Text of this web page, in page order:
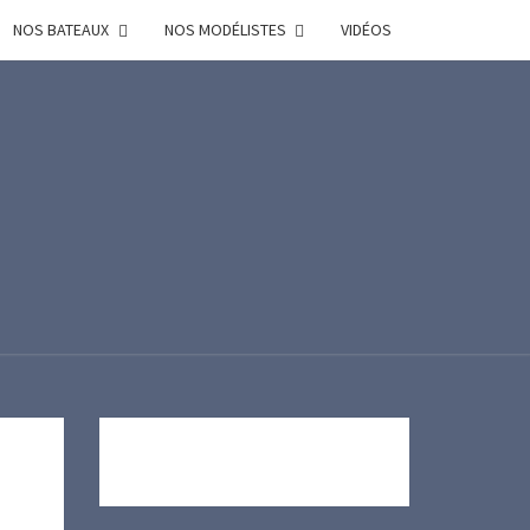
NOS BATEAUX NOS MODÉLISTES VIDÉOS